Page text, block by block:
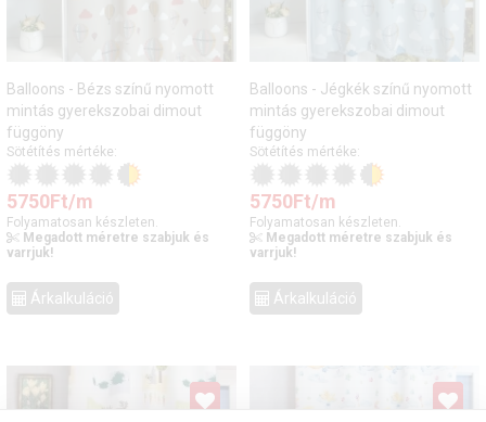
Balloons - Bézs színű nyomott
mintás gyerekszobai dimout
függöny
Sötétítés mértéke:
5750Ft/m
Folyamatosan készleten.
Megadott méretre szabjuk és
varrjuk!
Árkalkuláció
Balloons - Jégkék színű nyomott
mintás gyerekszobai dimout
függöny
Sötétítés mértéke:
5750Ft/m
Folyamatosan készleten.
Megadott méretre szabjuk és
varrjuk!
Árkalkuláció